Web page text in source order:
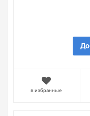
в избранные